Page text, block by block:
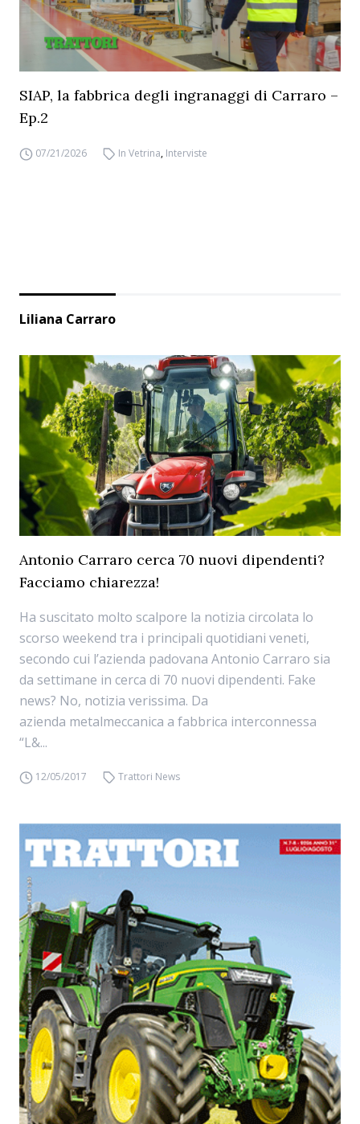
SIAP, la fabbrica degli ingranaggi di Carraro –
Ep.2
07/21/2026 In Vetrina, Interviste
Liliana Carraro
Antonio Carraro cerca 70 nuovi dipendenti?
Facciamo chiarezza!
Ha suscitato molto scalpore la notizia circolata lo
scorso weekend tra i principali quotidiani veneti,
secondo cui l’azienda padovana Antonio Carraro sia
da settimane in cerca di 70 nuovi dipendenti. Fake
news? No, notizia verissima. Da
azienda metalmeccanica a fabbrica interconnessa
“L&...
12/05/2017 Trattori News